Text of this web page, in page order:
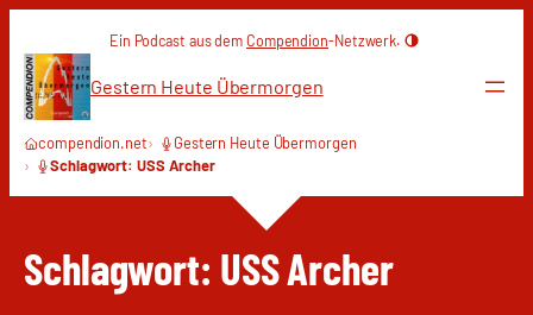
Inhalt
springen
Ein Podcast aus dem Compendion-Netzwerk.
Gestern Heute Übermorgen
compendion.net
Gestern Heute Übermorgen
Schlagwort: USS Archer
Schlagwort: USS Archer